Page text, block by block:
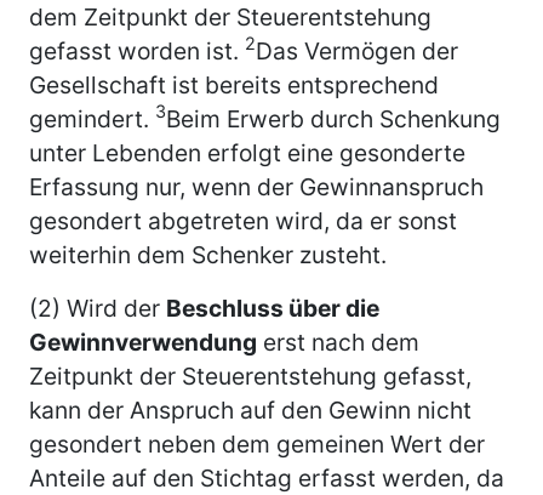
dem Zeitpunkt der Steuerentstehung
gefasst worden ist. 2Das Vermögen der
Gesellschaft ist bereits entsprechend
gemindert. 3Beim Erwerb durch Schenkung
unter Lebenden erfolgt eine gesonderte
Erfassung nur, wenn der Gewinnanspruch
gesondert abgetreten wird, da er sonst
weiterhin dem Schenker zusteht.
(2) Wird der Beschluss über die
Gewinnverwendung erst nach dem
Zeitpunkt der Steuerentstehung gefasst,
kann der Anspruch auf den Gewinn nicht
gesondert neben dem gemeinen Wert der
Anteile auf den Stichtag erfasst werden, da